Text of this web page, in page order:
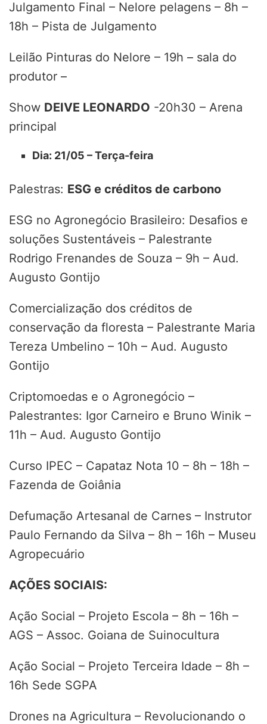
Julgamento Final – Nelore pelagens – 8h –
18h – Pista de Julgamento
Leilão Pinturas do Nelore – 19h – sala do
produtor –
Show DEIVE LEONARDO -20h30 – Arena
principal
Dia: 21/05 – Terça-feira
Palestras: ESG e créditos de carbono
ESG no Agronegócio Brasileiro: Desafios e
soluções Sustentáveis – Palestrante
Rodrigo Frenandes de Souza – 9h – Aud.
Augusto Gontijo
Comercialização dos créditos de
conservação da floresta – Palestrante Maria
Tereza Umbelino – 10h – Aud. Augusto
Gontijo
Criptomoedas e o Agronegócio –
Palestrantes: Igor Carneiro e Bruno Winik –
11h – Aud. Augusto Gontijo
Curso IPEC – Capataz Nota 10 – 8h – 18h –
Fazenda de Goiânia
Defumação Artesanal de Carnes – Instrutor
Paulo Fernando da Silva – 8h – 16h – Museu
Agropecuário
AÇÕES SOCIAIS:
Ação Social – Projeto Escola – 8h – 16h –
AGS – Assoc. Goiana de Suinocultura
Ação Social – Projeto Terceira Idade – 8h –
16h Sede SGPA
Drones na Agricultura – Revolucionando o